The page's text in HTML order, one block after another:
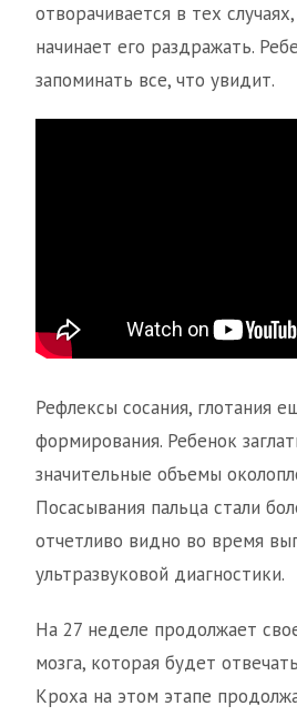
отворачивается в тех
начинает его раздражать.
запоминать все, что увидит.
Рефлексы сосания, глотания
формирования. Ребенок
значительные объемы
Посасывания пальца стали
отчетливо видно во время
ультразвуковой диагностики.
На 27 неделе продолжает
мозга, которая будет
Кроха на этом этапе